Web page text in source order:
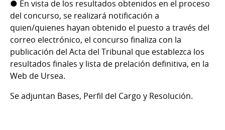
● En vista de los resultados obtenidos en el proceso
del concurso, se realizará notificación a
quien/quienes hayan obtenido el puesto a través del
correo electrónico, el concurso finaliza con la
publicación del Acta del Tribunal que establezca los
resultados finales y lista de prelación definitiva, en la
Web de Ursea.
Se adjuntan Bases, Perfil del Cargo y Resolución.